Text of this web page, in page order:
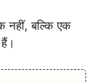
नहीं, बल्कि एक